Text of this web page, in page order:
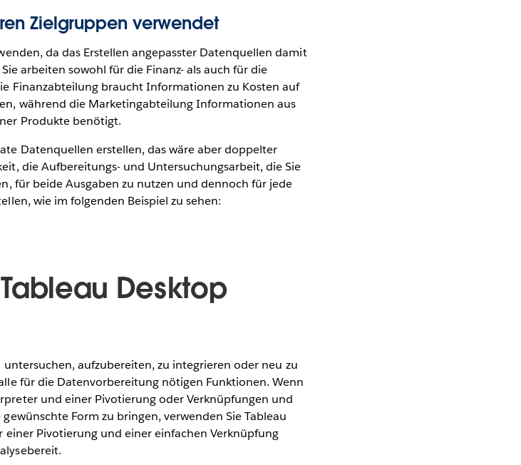
Zielgruppen verwendet
da das Erstellen angepasster Datenquellen damit
arbeiten sowohl für die Finanz- als auch für die
Finanzabteilung braucht Informationen zu Kosten auf
während die Marketingabteilung Informationen aus
Produkte benötigt.
Datenquellen erstellen, das wäre aber doppelter
die Aufbereitungs- und Untersuchungsarbeit, die Sie
für beide Ausgaben zu nutzen und dennoch für jede
wie im folgenden Beispiel zu sehen:
Desktop
aufzubereiten, zu integrieren oder neu zu
für die Datenvorbereitung nötigen Funktionen. Wenn
und einer Pivotierung oder Verknüpfungen und
Form zu bringen, verwenden Sie Tableau
Pivotierung und einer einfachen Verknüpfung